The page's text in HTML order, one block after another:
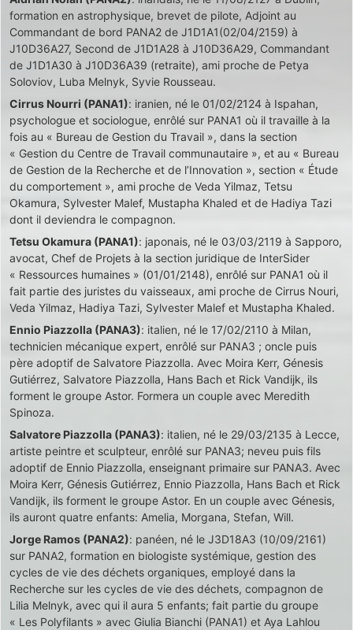
formation en astrophysique, brevet de pilote, Adjoint au
Commandant de bord PANA2 de J1D1A1(02/04/2159) à
J10D36A27, Second de J1D1A28 à J10D36A29, Commandant
de J1D1A30 à J10D36A39 (retraite), ami proche de Petya
Soloviov, Luba Melnyk, Syvie Rousseau.
Cirrus Nourri (PANA1): iranien, né le 01/02/2124 à Ispahan,
psychologue et sociologue, enrôlé sur PANA1 où il travaille à la
fois au « Bureau de Gestion du Travail », dans la section
« Gestion du Centre de Travail communautaire », et au « Bureau
de Gestion de la Recherche et de l’Innovation », section « Étude
du comportement », ami proche de Veda Yilmaz, Tetsu
Okamura, Sylvester Malef, Mustapha Khaled et de Hadiya Tazi
dont il deviendra le compagnon.
Tetsu Okamura (PANA1): japonais, né le 03/03/2119 à Sapporo,
avocat, Chef de Projets à la section juridique de InterSider
« Ressources humaines » (01/01/2148), enrôlé sur PANA1 où il
fait partie des juristes du vaisseaux, ami proche de Cirrus Nouri,
Veda Yilmaz, Hadiya Tazi, Sylvester Malef et Mustapha Khaled.
Ennio Piazzolla (PANA3): italien, né le 17/02/2110 à Milan,
technicien mécanique expert, enrôlé sur PANA3 ; oncle puis
père adoptif de Salvatore Piazzolla. Avec Moira Kerr, Génesis
Gutiérrez, Salvatore Piazzolla, Hans Bach et Rick Vandijk, ils
forment le groupe Astor. Formera un couple avec Meredith
Spinoza.
Salvatore Piazzolla (PANA3): italien, né le 29/03/2135 à Lecce,
artiste peintre et sculpteur, enrôlé sur PANA3; neveu puis fils
adoptif de Ennio Piazzolla, enseignant primaire sur PANA3. Avec
Moira Kerr, Génesis Gutiérrez, Ennio Piazzolla, Hans Bach et Rick
Vandijk, ils forment le groupe Astor. En un couple avec Génesis,
ils auront quatre enfants: Amelia, Morgana, Stefan, Will.
Jorge Ramos (PANA2): panéen, né le J3D18A3 (10/09/2161)
sur PANA2, formation en biologiste systémique, gestion des
cycles de vie des déchets organiques, employé dans la
Recherche sur les cycles de vie des déchets, compagnon de
Lilia Melnyk, avec qui il aura 5 enfants; fait partie du groupe
« Les Polyfilants » avec Giulia Bianchi (PANA1) et Aya Lahlou